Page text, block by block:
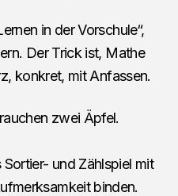
in der Vorschule“,
Der Trick ist, Mathe
konkret, mit Anfassen.
zwei Äpfel.
und Zählspiel mit
binden.